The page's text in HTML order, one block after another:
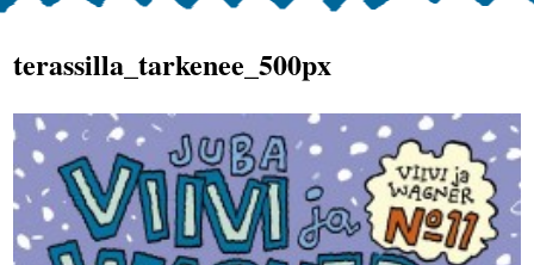
terassilla_tarkenee_500px